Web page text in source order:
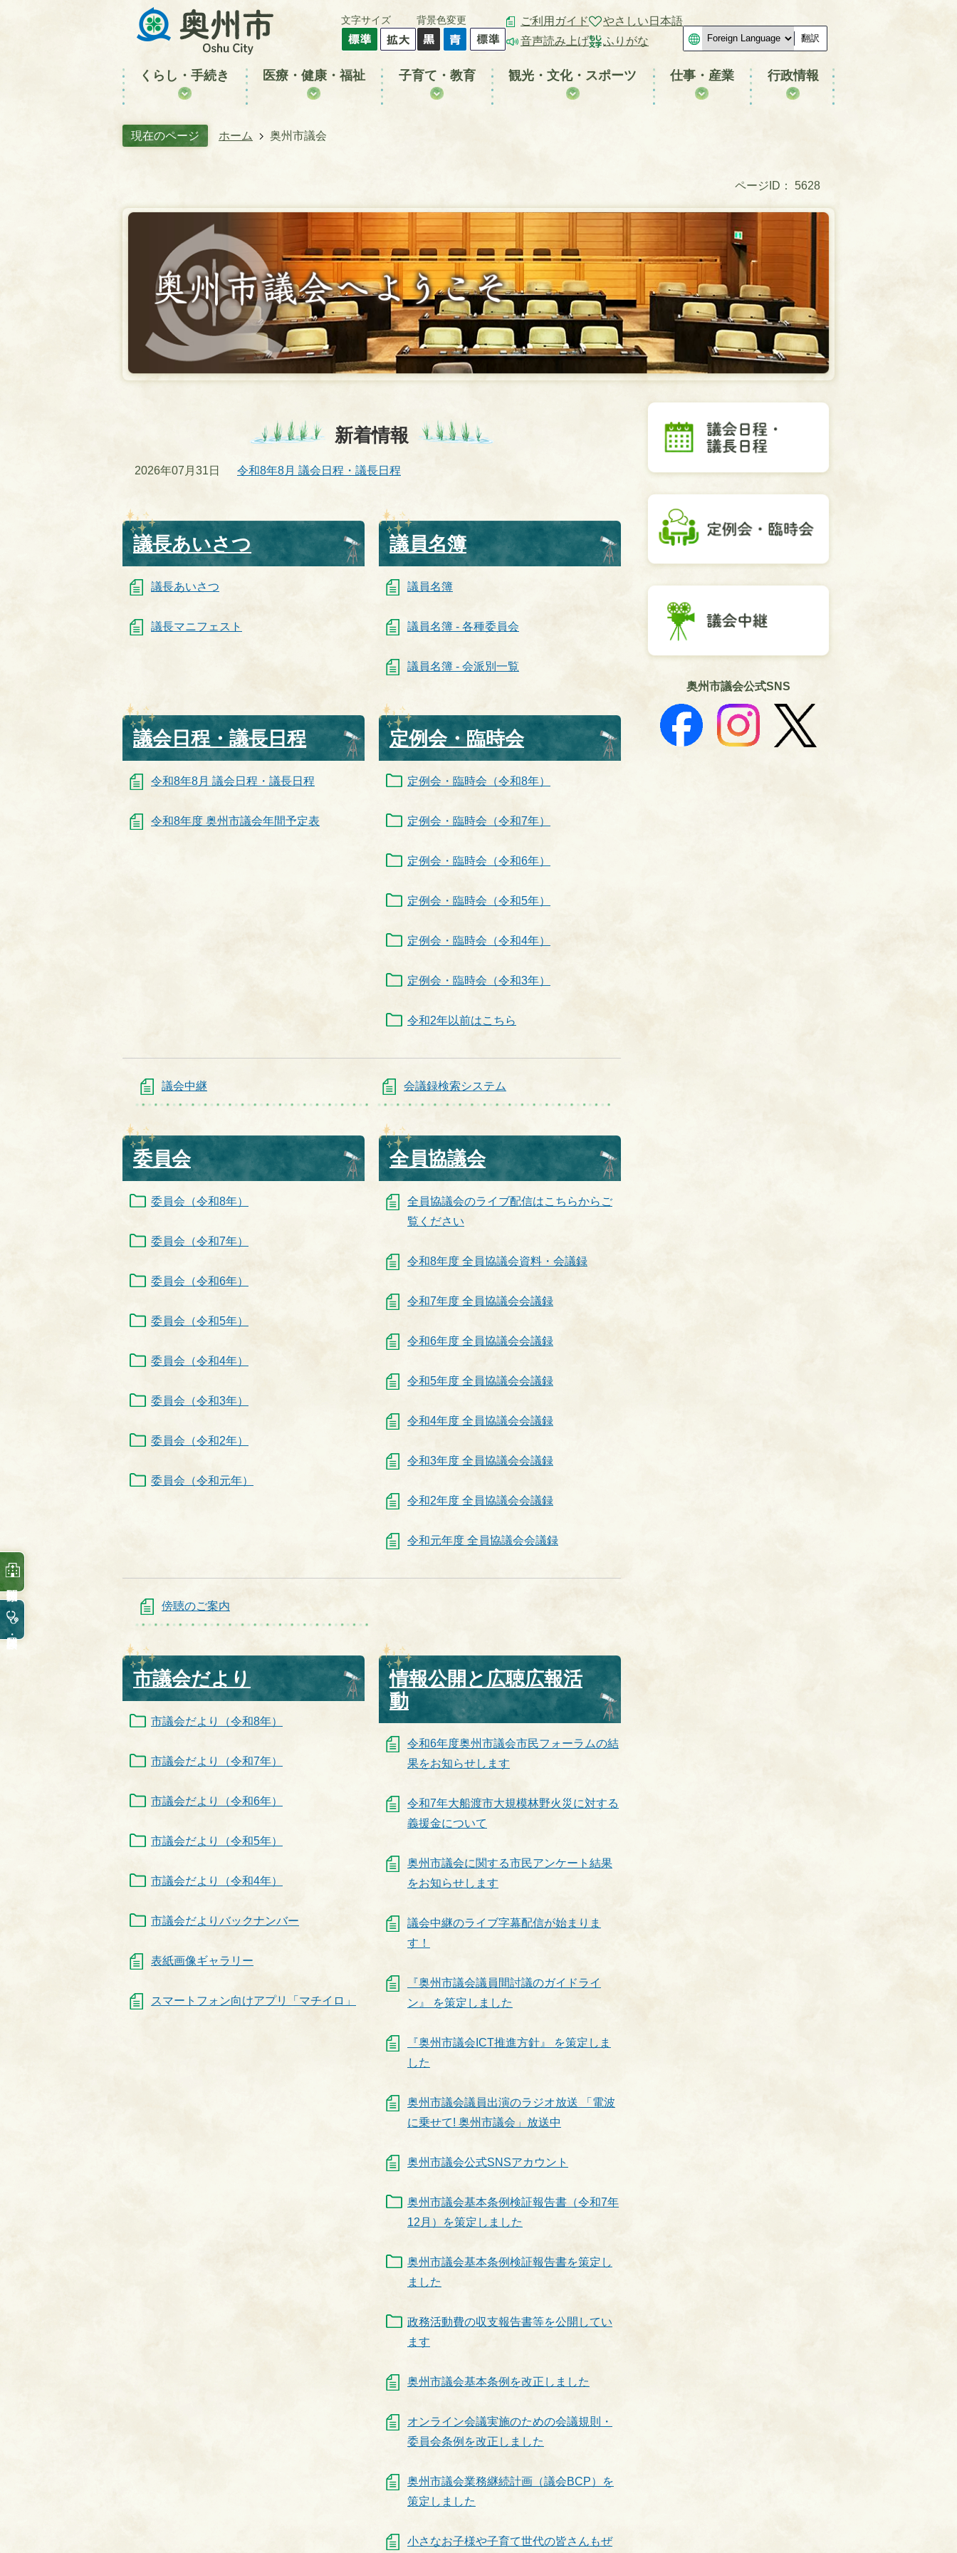
文字サイズ 背景色変更
ご利用ガイド
音声読み上げ
やさしい日本語
ふりがな
翻訳
くらし・手続き 医療・健康・福祉 子育て・教育 観光・文化・スポーツ 仕事・産業 行政情報
現在のページ ホーム 奥州市議会
奥
市
議
会
ページID： 5628
新着情報
2026年07月31日 令和8年8月 議会日程・議長日程
議長あいさつ
議長あいさつ
議長マニフェスト
議員名簿
議員名簿
議員名簿 - 各種委員会
議員名簿 - 会派別一覧
議会日程・議長日程
令和8年8月 議会日程・議長日程
令和8年度 奥州市議会年間予定表
定例会・臨時会
定例会・臨時会（令和8年）
定例会・臨時会（令和7年）
定例会・臨時会（令和6年）
定例会・臨時会（令和5年）
定例会・臨時会（令和4年）
定例会・臨時会（令和3年）
令和2年以前はこちら
議会中継 会議録検索システム
委員会
委員会（令和8年）
委員会（令和7年）
委員会（令和6年）
委員会（令和5年）
委員会（令和4年）
委員会（令和3年）
委員会（令和2年）
委員会（令和元年）
全員協議会
全員協議会のライブ配信はこちらからご
覧ください
令和8年度 全員協議会資料・会議録
令和7年度 全員協議会会議録
令和6年度 全員協議会会議録
令和5年度 全員協議会会議録
令和4年度 全員協議会会議録
令和3年度 全員協議会会議録
令和2年度 全員協議会会議録
令和元年度 全員協議会会議録
傍聴のご案内
市議会だより
市議会だより（令和8年）
市議会だより（令和7年）
市議会だより（令和6年）
市議会だより（令和5年）
市議会だより（令和4年）
市議会だよりバックナンバー
表紙画像ギャラリー
スマートフォン向けアプリ「マチイロ」
情報公開と広聴広報活
動
令和6年度奥州市議会市民フォーラムの結
果をお知らせします
令和7年大船渡市大規模林野火災に対する
義援金について
奥州市議会に関する市民アンケート結果
をお知らせします
議会中継のライブ字幕配信が始まりま
す！
『奥州市議会議員間討議のガイドライ
ン』 を策定しました
『奥州市議会ICT推進方針』 を策定しま
した
奥州市議会議員出演のラジオ放送 「電波
に乗せて! 奥州市議会」放送中
奥州市議会公式SNSアカウント
奥州市議会基本条例検証報告書（令和7年
12月）を策定しました
奥州市議会基本条例検証報告書を策定し
ました
政務活動費の収支報告書等を公開してい
ます
奥州市議会基本条例を改正しました
オンライン会議実施のための会議規則・
委員会条例を改正しました
奥州市議会業務継続計画（議会BCP）を
策定しました
小さなお子様や子育て世代の皆さんもぜ
奥州市議会公式SNS